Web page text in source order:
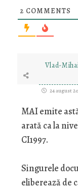
2 COMMENTS
Vlad-
24 august
MAI emite
arată ca la
CI1997.
Singurele
eliberează de